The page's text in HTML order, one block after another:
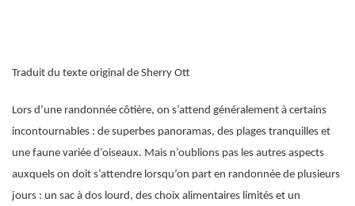
Traduit du texte original de Sherry Ott
Lors d’une randonnée côtière, on s’attend généralement à certains
incontournables : de superbes panoramas, des plages tranquilles et
une faune variée d’oiseaux. Mais n’oublions pas les autres aspects
auxquels on doit s’attendre lorsqu’on part en randonnée de plusieurs
jours : un sac à dos lourd, des choix alimentaires limités et un